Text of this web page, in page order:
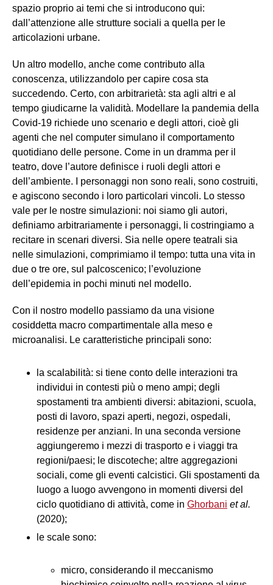
spazio proprio ai temi che si introducono qui:
dall’attenzione alle strutture sociali a quella per le
articolazioni urbane.
Un altro modello, anche come contributo alla
conoscenza, utilizzandolo per capire cosa sta
succedendo. Certo, con arbitrarietà: sta agli altri e al
tempo giudicarne la validità. Modellare la pandemia della
Covid-19 richiede uno scenario e degli attori, cioè gli
agenti che nel computer simulano il comportamento
quotidiano delle persone. Come in un dramma per il
teatro, dove l’autore definisce i ruoli degli attori e
dell’ambiente. I personaggi non sono reali, sono costruiti,
e agiscono secondo i loro particolari vincoli. Lo stesso
vale per le nostre simulazioni: noi siamo gli autori,
definiamo arbitrariamente i personaggi, li costringiamo a
recitare in scenari diversi. Sia nelle opere teatrali sia
nelle simulazioni, comprimiamo il tempo: tutta una vita in
due o tre ore, sul palcoscenico; l’evoluzione
dell’epidemia in pochi minuti nel modello.
Con il nostro modello passiamo da una visione
cosiddetta macro compartimentale alla meso e
microanalisi. Le caratteristiche principali sono:
la scalabilità: si tiene conto delle interazioni tra
individui in contesti più o meno ampi; degli
spostamenti tra ambienti diversi: abitazioni, scuola,
posti di lavoro, spazi aperti, negozi, ospedali,
residenze per anziani. In una seconda versione
aggiungeremo i mezzi di trasporto e i viaggi tra
regioni/paesi; le discoteche; altre aggregazioni
sociali, come gli eventi calcistici. Gli spostamenti da
luogo a luogo avvengono in momenti diversi del
ciclo quotidiano di attività, come in Ghorbani et al.
(2020);
le scale sono:
micro, considerando il meccanismo